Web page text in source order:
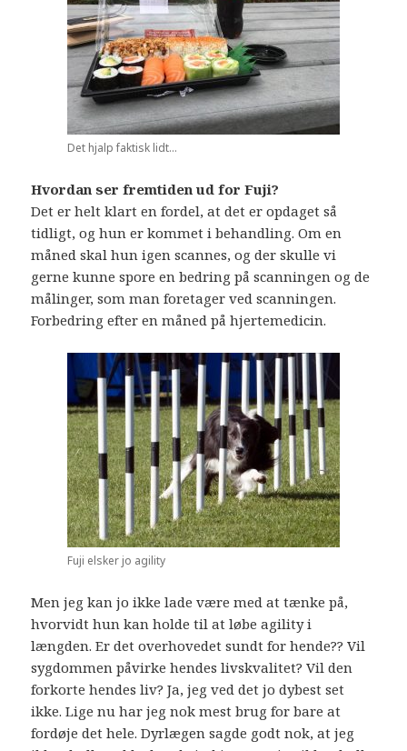
Det hjalp faktisk lidt…
Hvordan ser fremtiden ud for Fuji?
Det er helt klart en fordel, at det er opdaget så
tidligt, og hun er kommet i behandling. Om en
måned skal hun igen scannes, og der skulle vi
gerne kunne spore en bedring på scanningen og de
målinger, som man foretager ved scanningen.
Forbedring efter en måned på hjertemedicin.
Fuji elsker jo agility
Men jeg kan jo ikke lade være med at tænke på,
hvorvidt hun kan holde til at løbe agility i
længden. Er det overhovedet sundt for hende?? Vil
sygdommen påvirke hendes livskvalitet? Vil den
forkorte hendes liv? Ja, jeg ved det jo dybest set
ikke. Lige nu har jeg nok mest brug for bare at
fordøje det hele. Dyrlægen sagde godt nok, at jeg